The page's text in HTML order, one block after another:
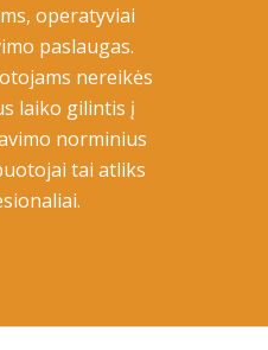
operatyviai
paslaugas.
nereikės
laiko gilintis į
norminius
tai atliks